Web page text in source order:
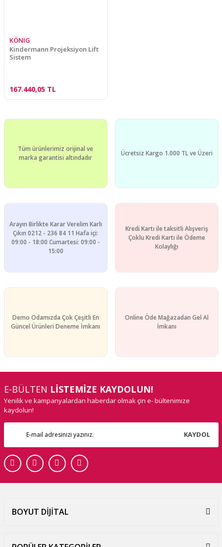
KÖNIG
Kindermann Projeksiyon Lift
Sistem
167.440,05 TL
Tüm ürünlerimiz orijinal ve
marka garantisi altındadır
Ücretsiz Kargo 1.000 TL ve Üzeri
Arayın Birlikte Karar Verelim Karlı
Çıkın 0212 - 236 84 11 Hafa içi:
09:00 - 18:00 Cumartesi: 09:00 -
15:00
Kredi Kartı ile taksitli Alışveriş
Çoklu Kredi Kartı ile Ödeme
Kolaylığı
Demo Odamızda Çok Çeşitli En
Güncel Ürünleri Deneme İmkanı
Online Öde Mağazadan Gel Al
İmkanı
E-BÜLTEN LİSTEMİZE KAYDOLUN!
Yenilik ve kampanyalardan haberdar olmak çin e- bültenimize
kaydolun!
KAYDOL
BOYUT DİJİTAL